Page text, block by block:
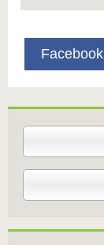
Facebook